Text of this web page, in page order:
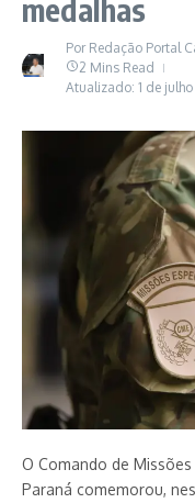
medalhas
Por Redação Portal
2 Mins Read
Atualizado: 1 de
O Comando de
Paraná comemorou,